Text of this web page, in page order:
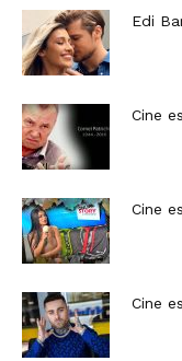
Edi
Cine
Cine
Cine